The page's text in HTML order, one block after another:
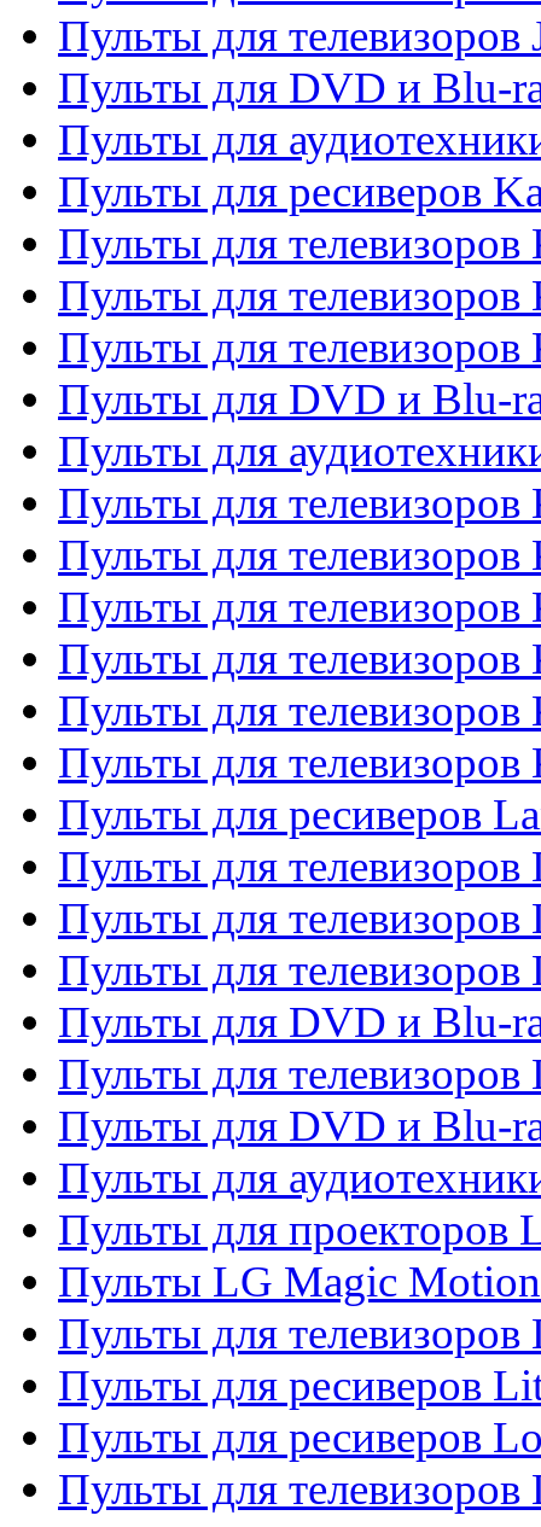
Пульты для телевизоров
Пульты для DVD и Blu-
Пульты для
Пульты для ресиверов
Пульты для телевизоров
Пульты для телевизоров
Пульты для телевизоров
Пульты для DVD и Blu-
Пульты для
Пульты для
Пульты для телевизоров
Пульты для телевизоров
Пульты для телевизоров
Пульты для
Пульты для
Пульты для ресиверов
Пульты для телевизоров
Пульты для телевизоров
Пульты для телевизоров
Пульты для DVD и Blu-
Пульты для телевизоров
Пульты для DVD и Blu-
Пульты для
Пульты для проекторов
Пульты LG Magic Motion
Пульты для
Пульты для ресиверов
Пульты для ресиверов
Пульты для телевизоров